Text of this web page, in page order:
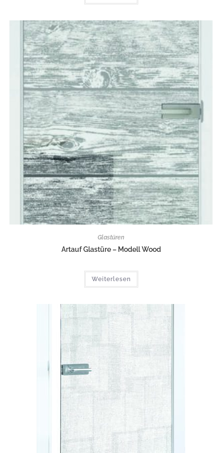
Glastüren
Artauf Glastüre – Modell Wood
Weiterlesen